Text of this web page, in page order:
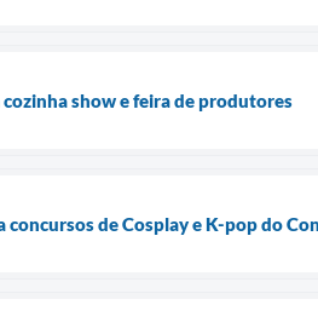
show e feira de produtores
concursos de Cosplay e K-pop do